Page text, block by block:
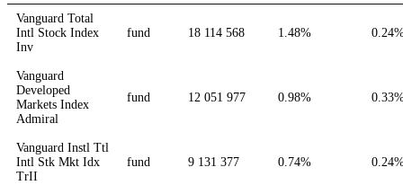
Vanguard Total
Intl Stock Index
Inv
fund 18 114 568 1.48%
Vanguard
Developed
Markets Index
Admiral
fund 12 051 977 0.98%
Vanguard Instl Ttl
Intl Stk Mkt Idx
TrII
fund 9 131 377 0.74%